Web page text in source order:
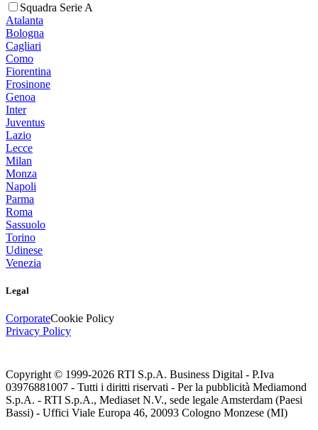
Squadra Serie A
Atalanta
Bologna
Cagliari
Como
Fiorentina
Frosinone
Genoa
Inter
Juventus
Lazio
Lecce
Milan
Monza
Napoli
Parma
Roma
Sassuolo
Torino
Udinese
Venezia
Legal
CorporateCookie Policy
Privacy Policy
Copyright © 1999-2026 RTI S.p.A. Business Digital - P.Iva
03976881007 - Tutti i diritti riservati - Per la pubblicità Mediamond
S.p.A. - RTI S.p.A., Mediaset N.V., sede legale Amsterdam (Paesi
Bassi) - Uffici Viale Europa 46, 20093 Cologno Monzese (MI)